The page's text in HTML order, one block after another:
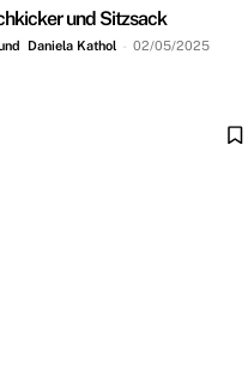
und Sitzsack
Daniela Kathol - 02/05/2025